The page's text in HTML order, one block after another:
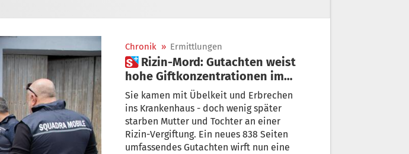
Chronik » Ermittlungen
 Rizin-Mord: Gutachten weist
hohe Giftkonzentrationen im
Blut nach
Sie kamen mit Übelkeit und Erbrechen
ins Krankenhaus - doch wenig später
starben Mutter und Tochter an einer
Rizin-Vergiftung. Ein neues 838 Seiten
umfassendes Gutachten wirft nun eine